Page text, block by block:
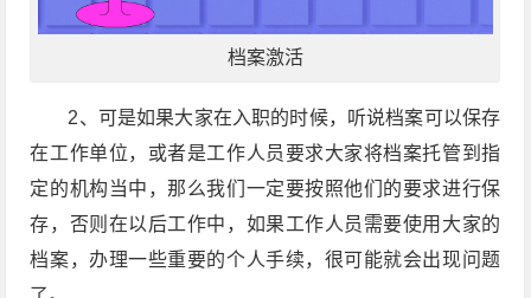
档案激活
2、可是如果大家在入职的时候，听说档案可以保存
在工作单位，或者是工作人员要求大家将档案托管到指
定的机构当中，那么我们一定要按照他们的要求进行保
存，否则在以后工作中，如果工作人员需要使用大家的
档案，办理一些重要的个人手续，很可能就会出现问题